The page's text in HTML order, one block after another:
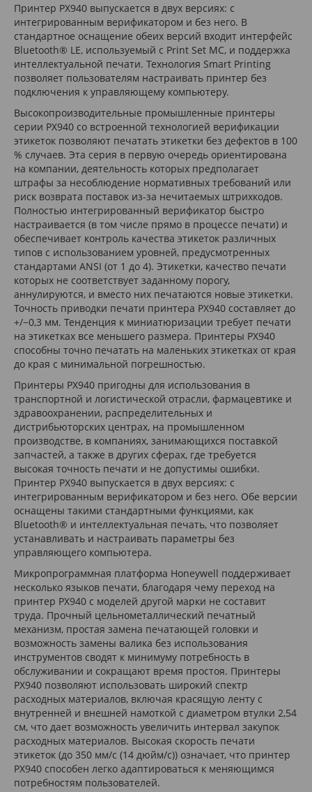
Принтер PX940 выпускается в двух версиях: с
интегрированным верификатором и без него. В
стандартное оснащение обеих версий входит интерфейс
Bluetooth® LE, используемый с Print Set MC, и поддержка
интеллектуальной печати. Технология Smart Printing
позволяет пользователям настраивать принтер без
подключения к управляющему компьютеру.
Высокопроизводительные промышленные принтеры
серии PX940 со встроенной технологией верификации
этикеток позволяют печатать этикетки без дефектов в 100
% случаев. Эта серия в первую очередь ориентирована
на компании, деятельность которых предполагает
штрафы за несоблюдение нормативных требований или
риск возврата поставок из-за нечитаемых штрихкодов.
Полностью интегрированный верификатор быстро
настраивается (в том числе прямо в процессе печати) и
обеспечивает контроль качества этикеток различных
типов с использованием уровней, предусмотренных
стандартами ANSI (от 1 до 4). Этикетки, качество печати
которых не соответствует заданному порогу,
аннулируются, и вместо них печатаются новые этикетки.
Точность приводки печати принтера PX940 составляет до
+/−0,3 мм. Тенденция к миниатюризации требует печати
на этикетках все меньшего размера. Принтеры PX940
способны точно печатать на маленьких этикетках от края
до края с минимальной погрешностью.
Принтеры PX940 пригодны для использования в
транспортной и логистической отрасли, фармацевтике и
здравоохранении, распределительных и
дистрибьюторских центрах, на промышленном
производстве, в компаниях, занимающихся поставкой
запчастей, а также в других сферах, где требуется
высокая точность печати и не допустимы ошибки.
Принтер PX940 выпускается в двух версиях: с
интегрированным верификатором и без него. Обе версии
оснащены такими стандартными функциями, как
Bluetooth® и интеллектуальная печать, что позволяет
устанавливать и настраивать параметры без
управляющего компьютера.
Микропрограммная платформа Honeywell поддерживает
несколько языков печати, благодаря чему переход на
принтер PX940 с моделей другой марки не составит
труда. Прочный цельнометаллический печатный
механизм, простая замена печатающей головки и
возможность замены валика без использования
инструментов сводят к минимуму потребность в
обслуживании и сокращают время простоя. Принтеры
PX940 позволяют использовать широкий спектр
расходных материалов, включая красящую ленту с
внутренней и внешней намоткой с диаметром втулки 2,54
см, что дает возможность увеличить интервал закупок
расходных материалов. Высокая скорость печати
этикеток (до 350 мм/с (14 дюйм/с)) означает, что принтер
PX940 способен легко адаптироваться к меняющимся
потребностям пользователей.